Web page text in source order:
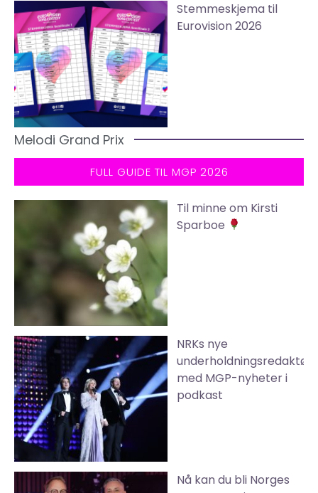
Stemmeskjema til
Eurovision 2026
Melodi Grand Prix
FULL GUIDE TIL MGP 2026
Til minne om Kirsti
Sparboe
NRKs nye
underholdningsredaktør
med MGP-nyheter i
podkast
Nå kan du bli Norges